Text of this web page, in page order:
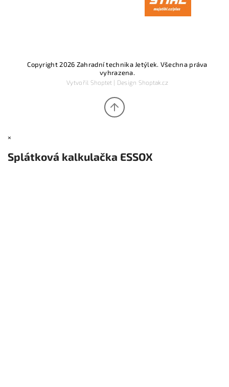
Copyright 2026 Zahradní technika Jetýlek. Všechna práva
vyhrazena.
Vytvořil Shoptet| Design Shoptak.cz
×
Splátková kalkulačka ESSOX